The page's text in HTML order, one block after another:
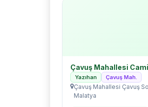
Çavuş Mahallesi
Yazıhan Çavuş Mah.
Çavuş Mahallesi Çavuş
Malatya